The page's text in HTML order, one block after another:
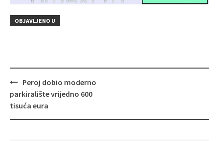
OBJAVLJENO U
Navigacija
objava
Peroj dobio moderno
parkiralište vrijedno 600
tisuća eura